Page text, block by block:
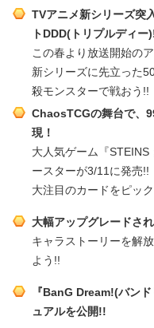
TVアニメ新シリーズ突
トDDD(トリプルディー
この春より放送開始の
新シリーズに先立った
殺モンスターで戦おう!!
ChaosTCGの舞台で、
現！
大人気ゲーム『
ースターが3/11に発売!!
大注目のカードをピッ
大幅アップグレードさ
キャラストーリーを解
よう!!
『BanG Dream!(バン
ュアルを公開!!